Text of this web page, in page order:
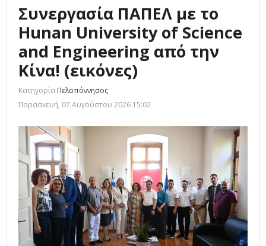
Συνεργασία ΠΑΠΕΛ με το
Hunan University of Science
and Engineering από την
Κίνα! (εικόνες)
Κατηγορία Πελοπόννησος
Παρασκευή, 07 Αυγούστου 2026 15:02